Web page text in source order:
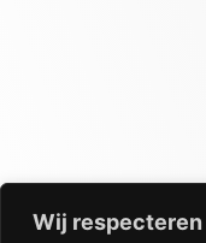
Wij
CATALOGI